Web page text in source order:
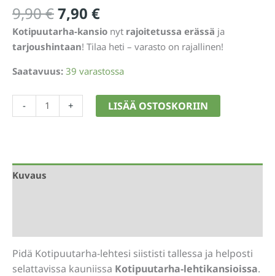
9,90€Alkuperäinen
hinta
oli:
7,90 €Nykyinen
hinta
on:
Kotipuutarha-kansio nyt rajoitetussa erässä ja
tarjoushintaan! Tilaa heti – varasto on rajallinen!
Saatavuus: 39 varastossa
-
Kotipuutarha
-
määrä
+ LISÄÄ OSTOSKORIIN
Kuvaus
Pidä Kotipuutarha-lehtesi siististi tallessa ja helposti
selattavissa kauniissa Kotipuutarha‑lehtikansioissa.